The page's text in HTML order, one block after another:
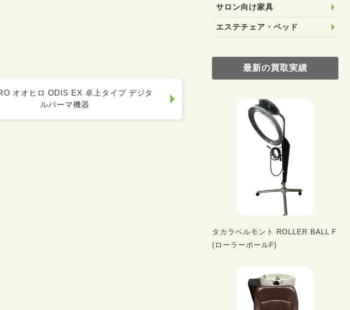
オオヒロ ODIS EX 卓上タイプ デジタ
ルパーマ機器
サロン向け家具
エステチェア・ベッド
最新の買取実績
タカラベルモント ROLLER BALL F
(ローラーボールF)